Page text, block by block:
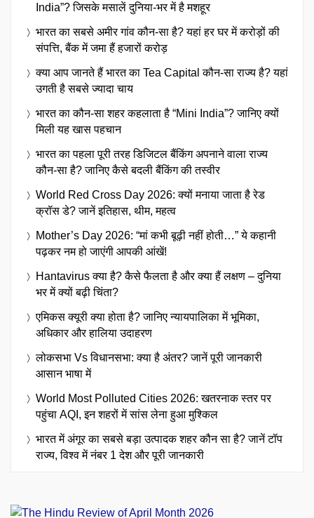
India”? जिसके मसालें दुनिया-भर में है मशहूर
भारत का सबसे अमीर गांव कौन-सा है? यहां हर घर में करोड़ों की
संपत्ति, बैंक में जमा हैं हजारों करोड़
क्या आप जानते हैं भारत का Tea Capital कौन-सा राज्य है? यहां
उगती है सबसे ज्यादा चाय
भारत का कौन-सा शहर कहलाता है “Mini India”? जानिए क्यों
मिली यह खास पहचान
भारत का पहला पूरी तरह डिजिटल बैंकिंग अपनाने वाला राज्य
कौन-सा है? जानिए कैसे बदली बैंकिंग की तस्वीर
World Red Cross Day 2026: क्यों मनाया जाता है रेड
क्रॉस डे? जानें इतिहास, थीम, महत्व
Mother’s Day 2026: “मां कभी बूढ़ी नहीं होती…” ये कहानी
पढ़कर नम हो जाएंगी आपकी आंखें!
Hantavirus क्या है? कैसे फैलता है और क्या हैं लक्षण – दुनिया
भर में क्यों बढ़ी चिंता?
एमिकस क्यूरी क्या होता है? जानिए न्यायपालिका में भूमिका,
अधिकार और हालिया उदाहरण
लोकसभा Vs विधानसभा: क्या है अंतर? जानें पूरी जानकारी
आसान भाषा में
World Most Polluted Cities 2026: खतरनाक स्तर पर
पहुंचा AQI, इन शहरों में सांस लेना हुआ मुश्किल
भारत में अंगूर का सबसे बड़ा उत्पादक शहर कौन सा है? जानें टॉप
राज्य, विश्व में नंबर 1 देश और पूरी जानकारी